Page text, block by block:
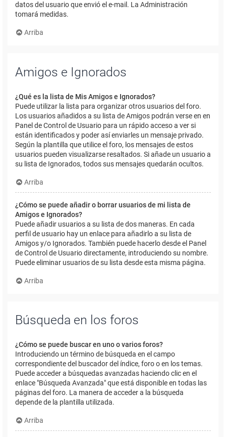
datos del usuario que envió el e-mail. La Administración
tomará medidas.
Arriba
Amigos e Ignorados
¿Qué es la lista de Mis Amigos e Ignorados?
Puede utilizar la lista para organizar otros usuarios del foro.
Los usuarios añadidos a su lista de Amigos podrán verse en en
Panel de Control de Usuario para un rápido acceso a ver si
están identificados y poder así enviarles un mensaje privado.
Según la plantilla que utilice el foro, los mensajes de estos
usuarios pueden visualizarse resaltados. Si añade un usuario a
su lista de Ignorados, todos sus mensajes quedarán ocultos.
Arriba
¿Cómo se puede añadir o borrar usuarios de mi lista de
Amigos e Ignorados?
Puede añadir usuarios a su lista de dos maneras. En cada
perfil de usuario hay un enlace para añadirlo a su lista de
Amigos y/o Ignorados. También puede hacerlo desde el Panel
de Control de Usuario directamente, introduciendo su nombre.
Puede eliminar usuarios de su lista desde esta misma página.
Arriba
Búsqueda en los foros
¿Cómo se puede buscar en uno o varios foros?
Introduciendo un término de búsqueda en el campo
correspondiente del buscador del índice, foro o en los temas.
Puede acceder a búsquedas avanzadas haciendo clic en el
enlace "Búsqueda Avanzada" que está disponible en todas las
páginas del foro. La manera de acceder a la búsqueda
depende de la plantilla utilizada.
Arriba